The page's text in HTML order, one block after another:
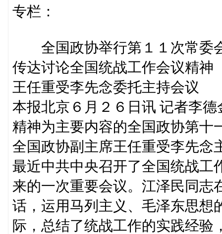
专栏：
全国政协举行第１１次常委
传达讨论全国统战工作会议精神
王任重受李先念委托主持会议
本报北京６月２６日讯 记者李
精神为主要内容的全国政协第十
全国政协副主席王任重受李先念
最近中共中央召开了全国统战工
来的一次重要会议。江泽民同志
话，运用马列主义、毛泽东思想
际，总结了统战工作的实践经验